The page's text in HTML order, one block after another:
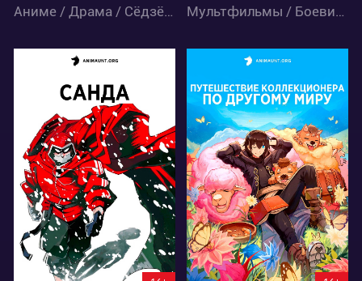
Аниме / Драма / Сёдзё-ай Мультфильмы / Боевик / Комедия / Приключения / Фантастика / Фэнтези
26168
97 48
44328
110 97